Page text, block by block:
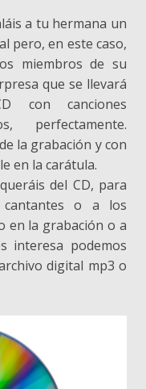
a tu hermana un
pero, en este caso,
miembros de su
que se llevará
con canciones
perfectamente.
la grabación y con
en la carátula.
del CD, para
o a los
en la grabación o a
interesa podemos
digital mp3 o